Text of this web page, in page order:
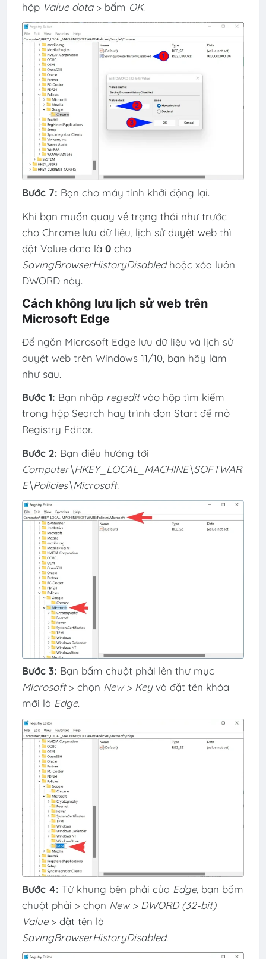
hộp Value data> bấm OK.
Bước 7: Bạn cho máy tính khởi động lại.
Khi bạn muốn quay về trạng thái như trước
cho Chrome lưu dữ liệu, lịch sử duyệt web thì
đặt Value data là 0cho
SavingBrowserHistoryDisabledhoặc xóa luôn
DWORD này.
Cách không lưu lịch sử web trên
Microsoft Edge
Để ngăn Microsoft Edge lưu dữ liệu và lịch sử
duyệt web trên Windows 11/10, bạn hãy làm
như sau.
Bước 1: Bạn nhập regeditvào hộp tìm kiếm
trong hộp Search hay trình đơn Start để mở
Registry Editor.
Bước 2: Bạn điều hướng tới
Computer\HKEY_LOCAL_MACHINE\SOFTWAR
E\Policies\Microsoft.
Bước 3: Bạn bấm chuột phải lên thư mục
Microsoft> chọn New > Keyvà đặt tên khóa
mới là Edge.
Bước 4: Từ khung bên phải của Edge, bạn bấm
chuột phải > chọn New > DWORD (32-bit)
Value> đặt tên là
SavingBrowserHistoryDisabled.